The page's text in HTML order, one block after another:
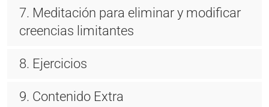
7. Meditación para eliminar y modificar
creencias limitantes
8. Ejercicios
9. Contenido Extra